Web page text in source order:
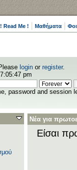
! Read Me ! Μαθήματα
login or register.
pm
password and session
Νέα για
Είσαι